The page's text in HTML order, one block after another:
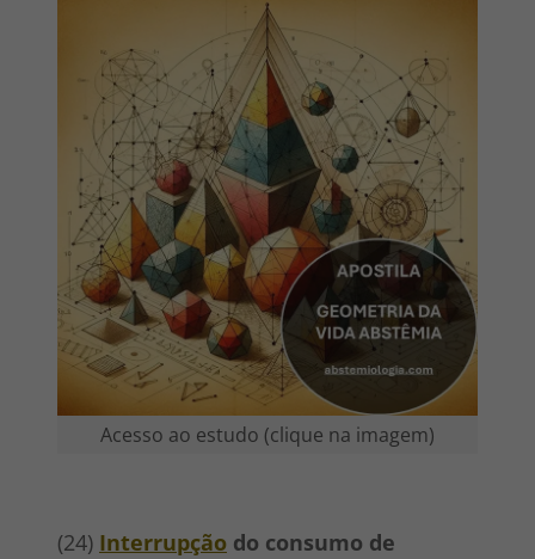
Acesso ao estudo (clique na imagem)
(24) Interrupção do consumo de